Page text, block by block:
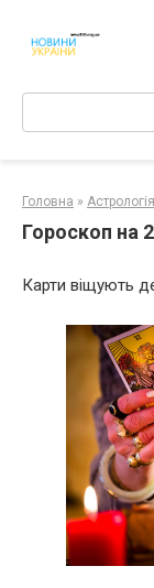
контенту
Поиск:
Головна » Астрологія
Гороскоп на
Карти віщують